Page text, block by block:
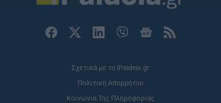
Σχετικά με το iPaideia.gr
Πολιτική Απορρήτου
Κοινωνία Της Πληροφορίας